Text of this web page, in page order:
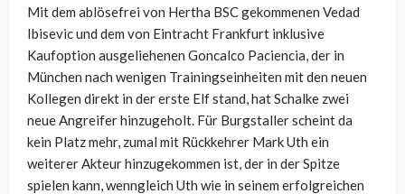
Mit dem ablösefrei von Hertha BSC gekommenen Vedad
Ibisevic und dem von Eintracht Frankfurt inklusive
Kaufoption ausgeliehenen Goncalco Paciencia, der in
München nach wenigen Trainingseinheiten mit den neuen
Kollegen direkt in der erste Elf stand, hat Schalke zwei
neue Angreifer hinzugeholt. Für Burgstaller scheint da
kein Platz mehr, zumal mit Rückkehrer Mark Uth ein
weiterer Akteur hinzugekommen ist, der in der Spitze
spielen kann, wenngleich Uth wie in seinem erfolgreichen